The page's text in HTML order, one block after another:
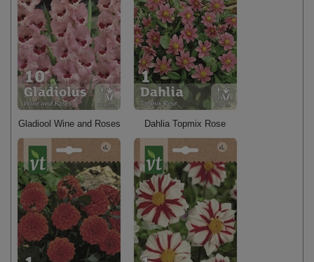
Gladiool Wine and Roses Dahlia Topmix Rose